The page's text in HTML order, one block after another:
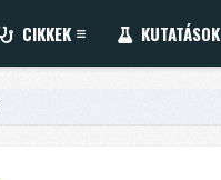
CIKKEK KUTATÁSOK